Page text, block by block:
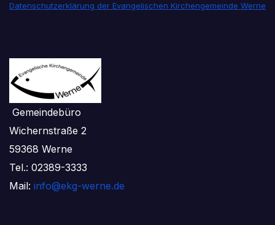
Datenschutzerklärung der Evangelischen Kirchengemeinde Werne
Gemeindebüro
Wichernstraße 2
59368 Werne
Tel.: 02389-3333
Mail: info@ekg-werne.de